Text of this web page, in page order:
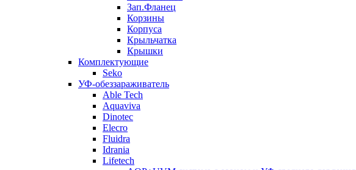
Зап.Фланец
Корзины
Корпуcа
Крыльчатка
Крышки
Комплектующие
Seko
УФ-обеззараживатель
Able Tech
Aquaviva
Dinotec
Elecro
Fluidra
Idrania
Lifetech